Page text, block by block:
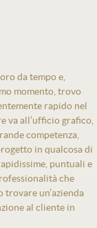
da tempo e,
momento, trovo
rapido nel
va all’ufficio grafico,
competenza,
in qualcosa di
puntuali e
che
un’azienda
al cliente in